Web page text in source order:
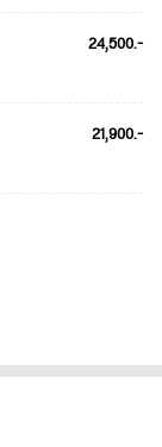
24,500.-
21,900.-